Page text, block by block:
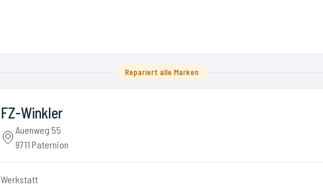
Repariert alle Marken
FZ-Winkler
Auenweg 55
9711 Paternion
Werkstatt